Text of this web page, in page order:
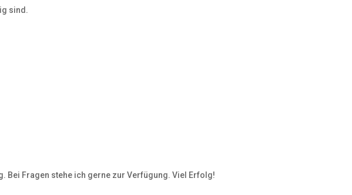
sind.
Bei Fragen stehe ich gerne zur Verfügung. Viel Erfolg!